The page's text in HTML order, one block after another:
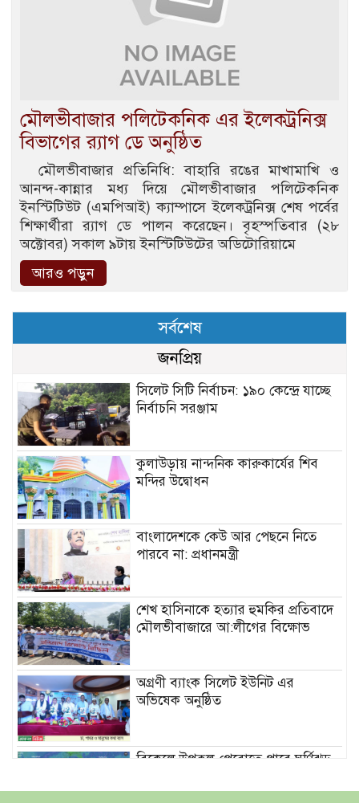
মৌলভীবাজার পলিটেকনিক এর ইলেকট্রনিক্স
বিভাগের র‍্যাগ ডে অনুষ্ঠিত
মৌলভীবাজার প্রতিনিধি: বাহারি রঙের মাখামাখি ও
আনন্দ-কান্নার মধ্য দিয়ে মৌলভীবাজার পলিটেকনিক
ইনস্টিটিউট (এমপিআই) ক্যাম্পাসে ইলেকট্রনিক্স শেষ পর্বের
শিক্ষার্থীরা র‌্যাগ ডে পালন করেছেন। বৃহস্পতিবার (২৮
অক্টোবর) সকাল ৯টায় ইনস্টিটিউটের অডিটোরিয়ামে
আরও পড়ুন
সর্বশেষ
জনপ্রিয়
সিলেট সিটি নির্বাচন: ১৯০ কেন্দ্রে যাচ্ছে
নির্বাচনি সরঞ্জাম
কুলাউড়ায় নান্দনিক কারুকার্যের শিব
মন্দির উদ্বোধন
বাংলাদেশকে কেউ আর পেছনে নিতে
পারবে না: প্রধানমন্ত্রী
শেখ হাসিনাকে হত্যার হুমকির প্রতিবাদে
মৌলভীবাজারে আ:লীগের বিক্ষোভ
অগ্রণী ব্যাংক সিলেট ইউনিট এর
অভিষেক অনুষ্ঠিত
বিকেলে উপকূল পেরোতে পারে ঘূর্ণিঝড়